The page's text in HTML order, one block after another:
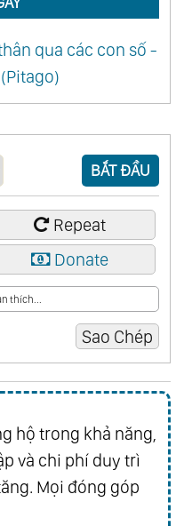
qua các con số -
BẮT ĐẦU
Repeat
Donate
hộ trong khả năng,
và chi phí duy trì
Mọi đóng góp